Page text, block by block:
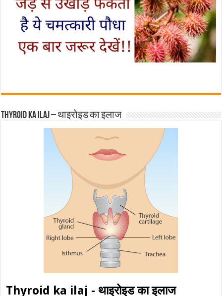
Thyroid ka ilaj – थाइरोइड का इलाज
Thyroid ka ilaj - थाइरोइड का इलाज